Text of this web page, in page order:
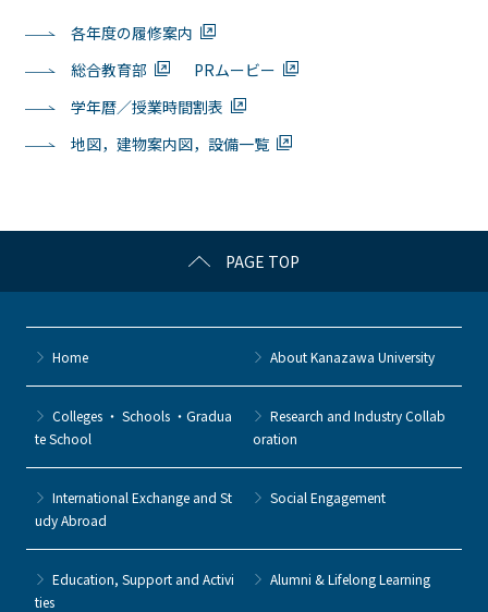
各年度の履修案内
総合教育部
PRムービー
学年暦／授業時間割表
地図，建物案内図，設備一覧
PAGE TOP
Home About Kanazawa University
Colleges ・ Schools ・Gradua
te School
Research and Industry Collab
oration
International Exchange and St
udy Abroad
Social Engagement
Education, Support and Activi
ties
Alumni & Lifelong Learning